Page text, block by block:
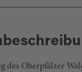
des Oberpfälzer